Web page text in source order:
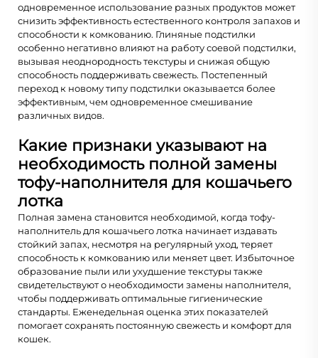
одновременное использование разных продуктов может
снизить эффективность естественного контроля запахов и
способности к комкованию. Глиняные подстилки
особенно негативно влияют на работу соевой подстилки,
вызывая неоднородность текстуры и снижая общую
способность поддерживать свежесть. Постепенный
переход к новому типу подстилки оказывается более
эффективным, чем одновременное смешивание
различных видов.
Какие признаки указывают на
необходимость полной замены
тофу-наполнителя для кошачьего
лотка
Полная замена становится необходимой, когда тофу-
наполнитель для кошачьего лотка начинает издавать
стойкий запах, несмотря на регулярный уход, теряет
способность к комкованию или меняет цвет. Избыточное
образование пыли или ухудшение текстуры также
свидетельствуют о необходимости замены наполнителя,
чтобы поддерживать оптимальные гигиенические
стандарты. Еженедельная оценка этих показателей
помогает сохранять постоянную свежесть и комфорт для
кошек.